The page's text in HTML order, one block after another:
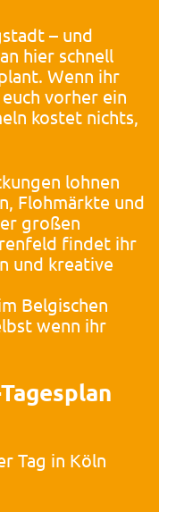
– und
hier schnell
Wenn ihr
vorher ein
kostet nichts,
lohnen
Flohmärkte und
großen
findet ihr
und kreative
Belgischen
wenn ihr
Tag in Köln